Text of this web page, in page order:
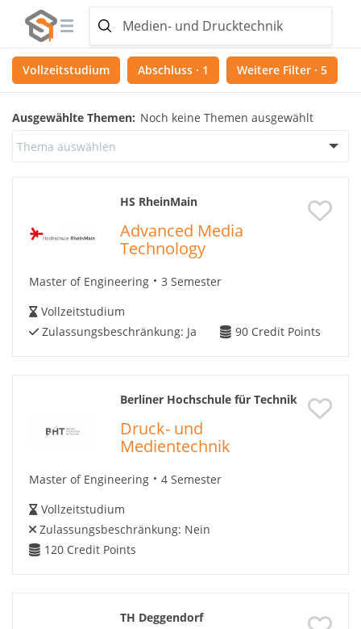
Vollzeitstudium Abschluss · 1 Weitere Filter · 5
Ausgewählte Themen: Noch keine Themen ausgewählt
Thema auswählen
HS RheinMain
Advanced Media
Technology
Master of Engineering
3 Semester
Vollzeitstudium
Zulassungsbeschränkung: Ja 90 Credit Points
Berliner Hochschule für Technik
Druck- und
Medientechnik
Master of Engineering
4 Semester
Vollzeitstudium
Zulassungsbeschränkung: Nein
120 Credit Points
TH Deggendorf